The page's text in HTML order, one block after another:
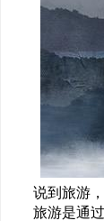
说到旅游
旅游是通